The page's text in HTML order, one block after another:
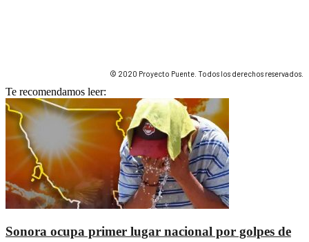
© 2020 Proyecto Puente. Todos los derechos reservados.
Te recomendamos leer:
Sonora ocupa primer lugar nacional por golpes de